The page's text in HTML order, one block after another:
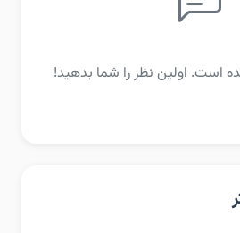
است. اولین نظر را شما بدهید!